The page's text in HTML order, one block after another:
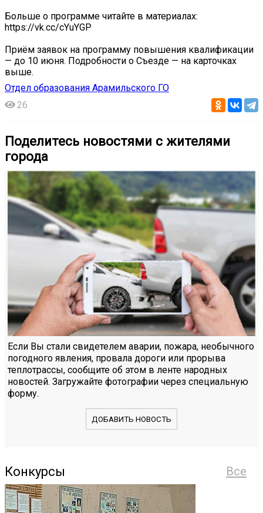
Больше о программе читайте в материалах:
https://vk.cc/cYuYGP
Приём заявок на программу повышения квалификации
— до 10 июня. Подробности о Съезде — на карточках
выше.
Отдел образования Арамильского ГО
26
Поделитесь новостями с жителями
города
Если Вы стали свидетелем аварии, пожара, необычного
погодного явления, провала дороги или прорыва
теплотрассы, сообщите об этом в ленте народных
новостей. Загружайте фотографии через специальную
форму.
ДОБАВИТЬ НОВОСТЬ
Все
Конкурсы